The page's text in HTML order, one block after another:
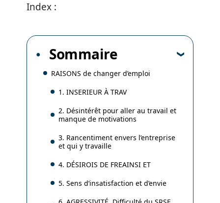
Index :
Sommaire
RAISONS de changer d’emploi
1. INSERIEUR À TRAV
2. Désintérêt pour aller au travail et
manque de motivations
3. Rancentiment envers l’entreprise
et qui y travaille
4. DÉSIROIS DE FREAINSI ET
5. Sens d’insatisfaction et d’envie